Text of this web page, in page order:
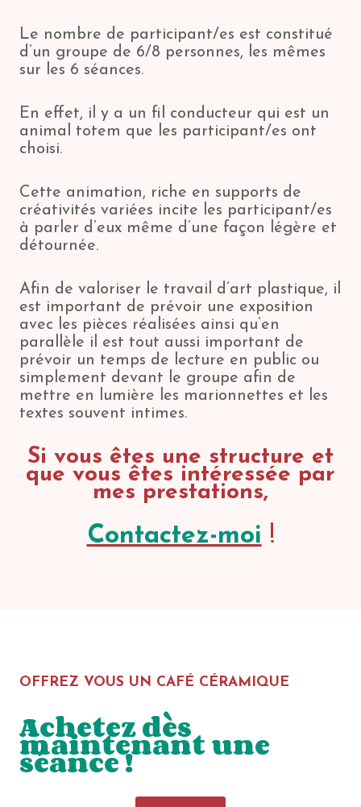
Le nombre de participant/es est constitué
d’un groupe de 6/8 personnes, les mêmes
sur les 6 séances.
En effet, il y a un fil conducteur qui est un
animal totem que les participant/es ont
choisi.
Cette animation, riche en supports de
créativités variées incite les participant/es
à parler d’eux même d’une façon légère et
détournée.
Afin de valoriser le travail d’art plastique, il
est important de prévoir une exposition
avec les pièces réalisées ainsi qu’en
parallèle il est tout aussi important de
prévoir un temps de lecture en public ou
simplement devant le groupe afin de
mettre en lumière les marionnettes et les
textes souvent intimes.
Si vous êtes une structure et
que vous êtes intéressée par
mes prestations,
Contactez-moi !
OFFREZ VOUS UN CAFÉ CÉRAMIQUE
Achetez dès
maintenant une
séance !